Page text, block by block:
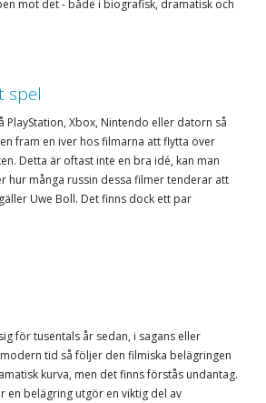
mot det - både i biografisk, dramatisk och
spel
PlayStation, Xbox, Nintendo eller datorn så
fram en iver hos filmarna att flytta över
Detta är oftast inte en bra idé, kan man
hur många russin dessa filmer tenderar att
Uwe Boll. Det finns dock ett par
för tusentals år sedan, i sagans eller
tid så följer den filmiska belägringen
kurva, men det finns förstås undantag.
en belägring utgör en viktig del av